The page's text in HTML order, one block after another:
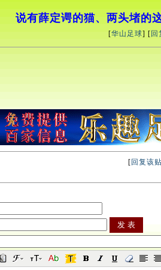
说有薛定谔的猫、两头堵的
[华山足球] [ 回
[ 回复该